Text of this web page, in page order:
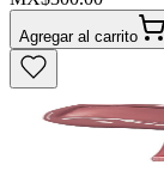
Agregar al carrito